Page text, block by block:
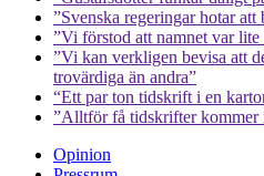
”Svenska regeringar hotar att
”Vi förstod att namnet var
”Vi kan verkligen bevisa att
trovärdiga än andra”
“Ett par ton tidskrift i en
”Alltför få tidskrifter kommer
Opinion